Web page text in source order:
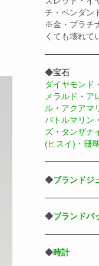
チ・ペンダン
※金・プラチ
くても壊れて
◆宝石
ダイヤモンド ・
メラルド ・ ア
ル ・ アクアマ
バトルマリン ・
ズ ・ タンザナ
(ヒスイ) ・ 珊
◆ブランドジ
◆ブランドバ
◆時計